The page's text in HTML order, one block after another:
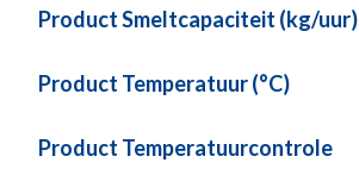
Product Smeltcapaciteit (kg/uur)
Product Temperatuur (°C)
Product Temperatuurcontrole